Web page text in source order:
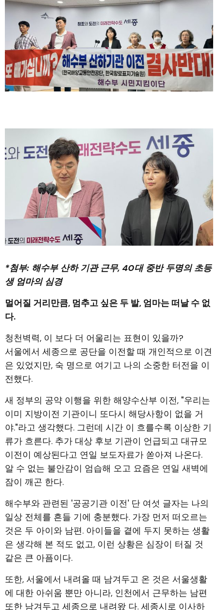
*첨부: 해수부 산하 기관 근무, 40대 중반 두명의 초등
생 엄마의 심경
멀어질 거리만큼, 멈추고 싶은 두 발, 엄마는 떠날 수 없
다.
청천벽력, 이 보다 더 어울리는 표현이 있을까?
서울에서 세종으로 공단을 이전할 때 개인적으로 이견
은 있었지만, 숙 명으로 여기고 나의 소중한 터전을 이
전했다.
새 정부의 공약 이행을 위한 해양수산부 이전, "우리는
이미 지방이전 기관이니 또다시 해당사항이 없을 거
야."라고 생각했다. 그런데 시간 이 흐를수록 이상한 기
류가 흐른다. 추가 대상 후보 기관이 언급되고 대규모
이전이 예상된다고 연일 보도자료가 쏟아져 나온다.
알 수 없는 불안감이 엄습해 오고 요즘은 연일 새벽에
잠이 깨곤 한다.
해수부와 관련된 '공공기관 이전' 단 여섯 글자는 나의
일상 전체를 흔들 기에 충분했다. 가장 먼저 떠오르는
것은 두 아이와 남편. 아이들을 곁에 두지 못하는 생활
은 생각해 본 적도 없고, 이런 상황은 심장이 터질 것
같은 큰 아픔이다.
또한, 서울에서 내려올 때 남겨두고 온 것은 서울생활
에 대한 아쉬움 뿐만 아니라, 인천에서 근무하는 남편
또한 남겨두고 세종으로 내려왔 다. 세종시로 이사하